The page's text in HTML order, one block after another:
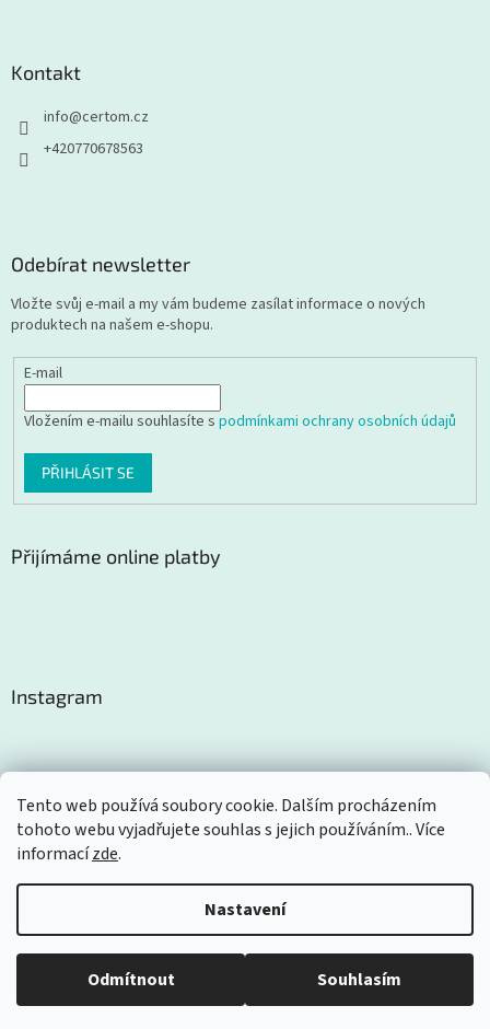
Tento web používá soubory cookie. Dalším procházením
tohoto webu vyjadřujete souhlas s jejich používáním.. Více
informacízde.
Nastavení
Odmítnout Souhlasím
Kontakt
info@certom.cz
+420770678563
Odebírat newsletter
Vložte svůj e-mail a my vám budeme zasílat informace o nových
produktech na našem e-shopu.
E-mail
Vložením e-mailu souhlasíte s podmínkami ochrany osobních údajů
PŘIHLÁSIT SE
Přijímáme online platby
Instagram
Sledovat na Instagramu
Vytvořil Shoptet
Copyright 2026 . Všechna práva vyhrazena.